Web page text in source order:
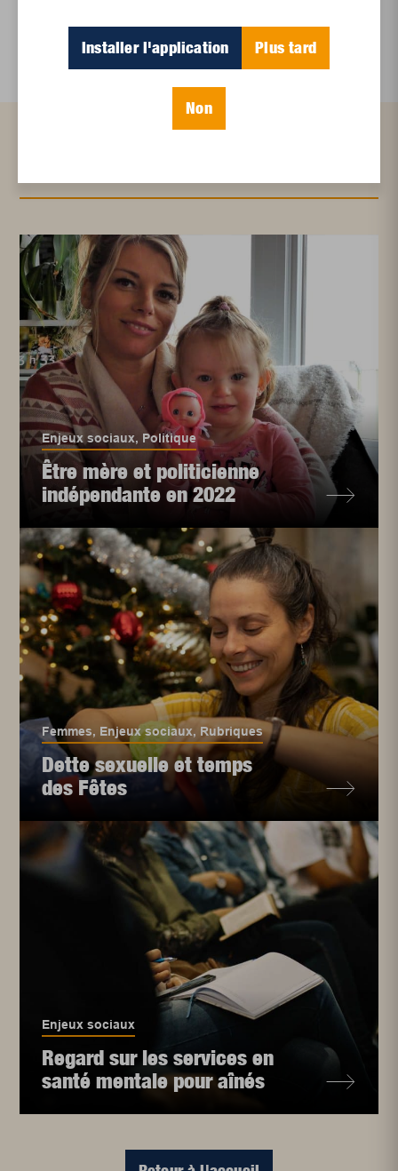
Le sommeil, nouveau défi de santé publique
Enjeux sociaux, Politique
Être mère et politicienne
indépendante en 2022
Femmes, Enjeux sociaux, Rubriques
Dette sexuelle et temps
des Fêtes
Enjeux sociaux
Regard sur les services en
santé mentale pour aînés
Installer l'application Plus tard
Non